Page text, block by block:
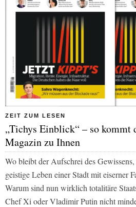
ZEIT ZUM LESEN
„Tichys Einblick“ – so kommt
Magazin zu Ihnen
Wo bleibt der Aufschrei des
geistige Leben einer Stadt mit eiserner
Warum sind nun wirklich totalitäre
Chef Xi oder Vladimir Putin nicht